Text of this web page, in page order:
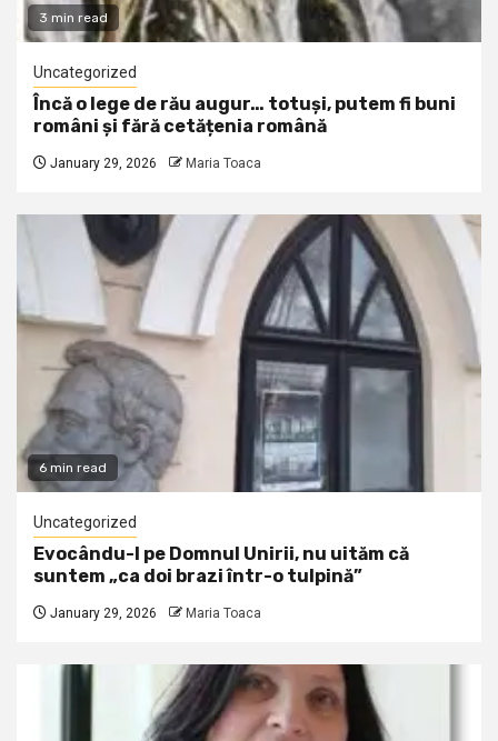
3 min read
Uncategorized
Încă o lege de rău augur… totuși, putem fi buni
români și fără cetățenia română
January 29, 2026 Maria Toaca
6 min read
Uncategorized
Evocându-l pe Domnul Unirii, nu uităm că
suntem „ca doi brazi într-o tulpină”
January 29, 2026 Maria Toaca